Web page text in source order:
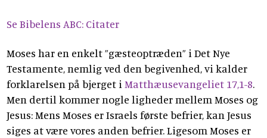
Se Bibelens ABC: Citater
Moses har en enkelt ”gæsteoptræden” i Det Nye
Testamente, nemlig ved den begivenhed, vi kalder
forklarelsen på bjerget iMatthæusevangeliet 17,1-8.
Men dertil kommer nogle ligheder mellem Moses og
Jesus: Mens Moses er Israels første befrier, kan Jesus
siges at være vores anden befrier. Ligesom Moses er